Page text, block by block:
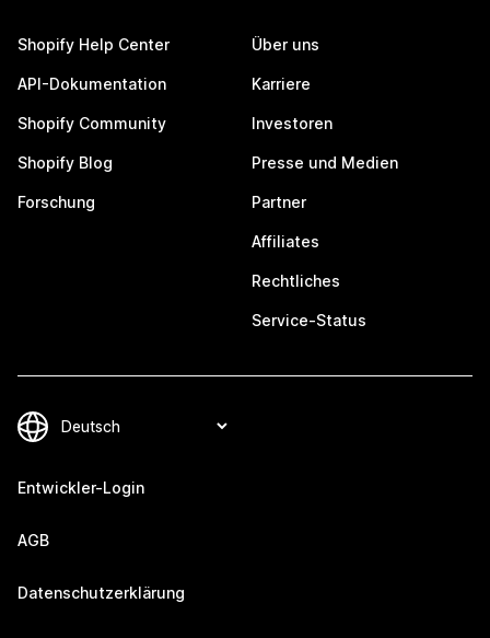
Shopify Help Center
API-Dokumentation
Shopify Community
Shopify Blog
Forschung
Über uns
Karriere
Investoren
Presse und Medien
Partner
Affiliates
Rechtliches
Service-Status
Entwickler-Login
AGB
Datenschutzerklärung